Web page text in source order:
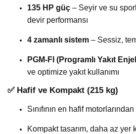
135 HP güç – Seyir ve su
devir performansı
4 zamanlı sistem – Sessiz,
PGM-FI (Programlı Yakıt
ve optimize yakıt kullanımı
✅ Hafif ve Kompakt (215 kg)
Sınıfının en hafif
Kompakt tasarım, daha az yer